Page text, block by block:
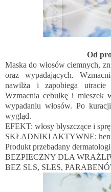
Od
Maska do włosów ciemnych,
oraz wypadających.
nawilża i zapobiega utracie
Wzmacnia cebulkę i mieszek
wypadaniu włosów. Po
wygląd.
EFEKT: włosy błyszczące i
SKŁADNIKI AKTYWNE:
Produkt przebadany
BEZPIECZNY DLA
BEZ SLS, SLES,